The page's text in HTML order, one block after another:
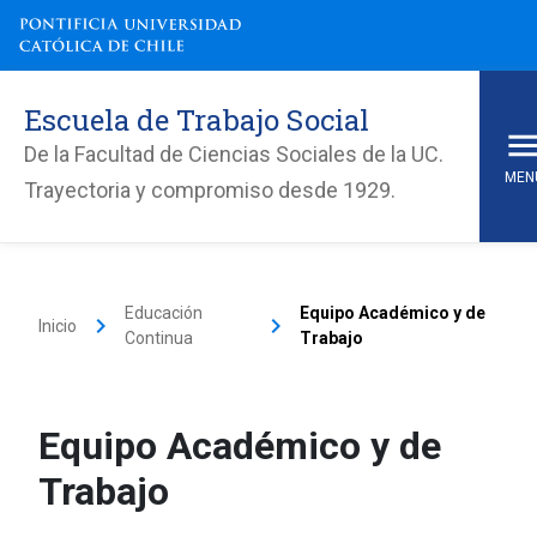
Escuela de Trabajo Social
De la Facultad de Ciencias Sociales de la UC.
Trayectoria y compromiso desde 1929.
Inicio keyboard_arrow_right
Educación
Continua
keyboard_arrow_right
Equipo Académico y de
Trabajo
Equipo Académico y de
Trabajo